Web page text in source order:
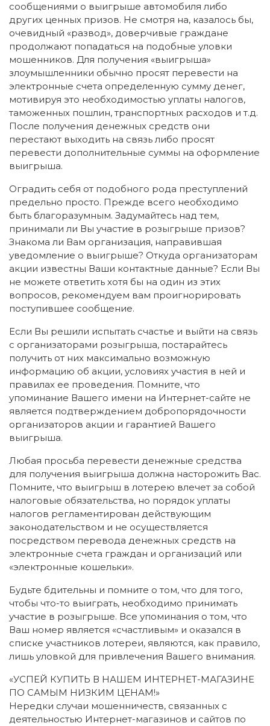
сообщениями о выигрыше автомобиля либо
других ценных призов. Не смотря на, казалось бы,
очевидный «развод», доверчивые граждане
продолжают попадаться на подобные уловки
мошенников. Для получения «выигрыша»
злоумышленники обычно просят перевести на
электронные счета определенную сумму денег,
мотивируя это необходимостью уплаты налогов,
таможенных пошлин, транспортных расходов и т.д.
После получения денежных средств они
перестают выходить на связь либо просят
перевести дополнительные суммы на оформление
выигрыша.
Оградить себя от подобного рода преступлений
предельно просто. Прежде всего необходимо
быть благоразумным. Задумайтесь над тем,
принимали ли Вы участие в розыгрыше призов?
Знакома ли Вам организация, направившая
уведомление о выигрыше? Откуда организаторам
акции известны Ваши контактные данные? Если Вы
не можете ответить хотя бы на один из этих
вопросов, рекомендуем вам проигнорировать
поступившее сообщение.
Если Вы решили испытать счастье и выйти на связь
с организаторами розыгрыша, постарайтесь
получить от них максимально возможную
информацию об акции, условиях участия в ней и
правилах ее проведения. Помните, что
упоминание Вашего имени на Интернет-сайте не
является подтверждением добропорядочности
организаторов акции и гарантией Вашего
выигрыша.
Любая просьба перевести денежные средства
для получения выигрыша должна насторожить Вас.
Помните, что выигрыш в лотерею влечет за собой
налоговые обязательства, но порядок уплаты
налогов регламентирован действующим
законодательством и не осуществляется
посредством перевода денежных средств на
электронные счета граждан и организаций или
«электронные кошельки».
Будьте бдительны и помните о том, что для того,
чтобы что-то выиграть, необходимо принимать
участие в розыгрыше. Все упоминания о том, что
Ваш номер является «счастливым» и оказался в
списке участников лотереи, являются, как правило,
лишь уловкой для привлечения Вашего внимания.
«УСПЕЙ КУПИТЬ В НАШЕМ ИНТЕРНЕТ-МАГАЗИНЕ
ПО САМЫМ НИЗКИМ ЦЕНАМ!»
Нередки случаи мошенничеств, связанных с
деятельностью Интернет-магазинов и сайтов по